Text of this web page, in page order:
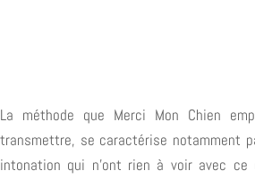
La méthode que Merci Mon Chien
transmettre, se caractérise notamment
intonation qui n’ont rien à voir avec ce